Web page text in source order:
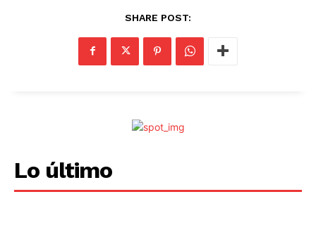
SHARE POST:
Lo último